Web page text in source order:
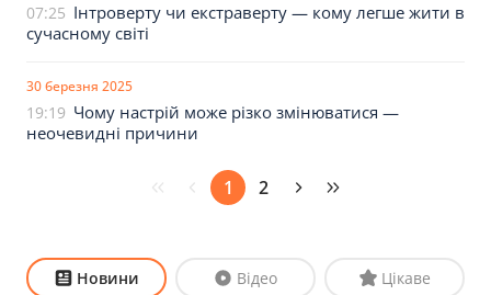
07:25 Інтроверту чи екстраверту — кому легше жити в
сучасному світі
30 березня 2025
19:19 Чому настрій може різко змінюватися —
неочевидні причини
1 2
Новини Відео Цікаве